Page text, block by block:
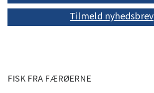
Tilmeld nyhedsbrev
FISK FRA FÆRØERNE